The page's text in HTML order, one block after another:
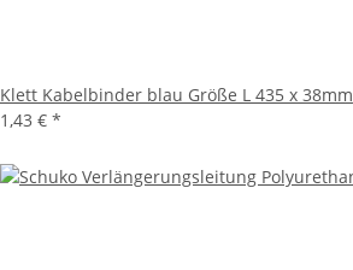
Klett Kabelbinder blau Größe L 435 x 38mm
1,43 € *